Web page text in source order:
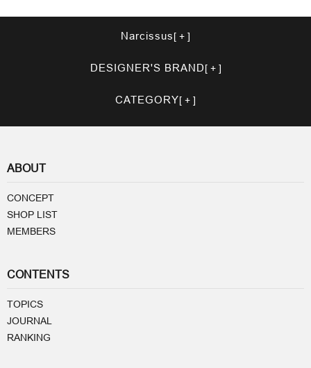
Narcissus
DESIGNER'S BRAND
CATEGORY
ABOUT
CONCEPT
SHOP LIST
MEMBERS
CONTENTS
TOPICS
JOURNAL
RANKING